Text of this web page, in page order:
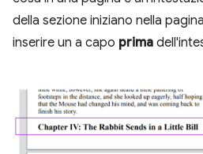
della sezione iniziano nella
inserire un a capo prima